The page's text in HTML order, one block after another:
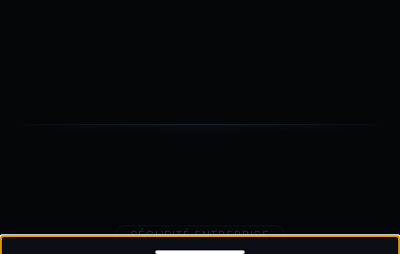
SÉCURITÉ ENTREPRISE
Gérer le consentement